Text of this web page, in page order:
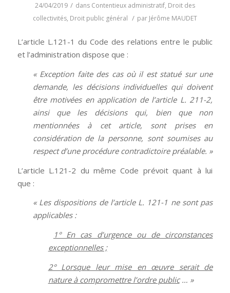
24/04/2019 / dans Contentieux administratif, Droit des
collectivités, Droit public général / par Jérôme MAUDET
L’article L.121-1 du Code des relations entre le public
et l’administration dispose que :
« Exception faite des cas où il est statué sur une
demande, les décisions individuelles qui doivent
être motivées en application de l’article L. 211-2,
ainsi que les décisions qui, bien que non
mentionnées à cet article, sont prises en
considération de la personne, sont soumises au
respect d’une procédure contradictoire préalable. »
L’article L.121-2 du même Code prévoit quant à lui
que :
« Les dispositions de l’article L. 121-1 ne sont pas
applicables :
1° En cas d’urgence ou de circonstances
exceptionnelles ;
2° Lorsque leur mise en œuvre serait de
nature à compromettre l’ordre public… »